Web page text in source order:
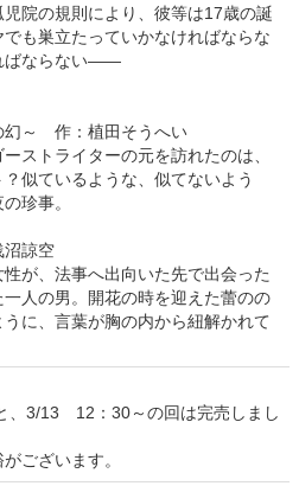
院の規則により、彼等は17歳の誕
も巣立たっていかなければならな
ばならない――
幻～ 作：植田そうへい
ストライターの元を訪れたのは、
似ているような、似てないよう
珍事。
諒空
が、法事へ出向いた先で出会った
人の男。開花の時を迎えた蕾のの
に、言葉が胸の内から紐解かれて
3/13 12：30～の回は完売しまし
ございます。